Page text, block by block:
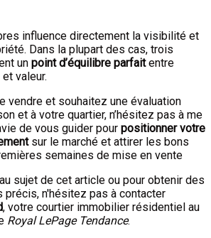
influence directement la visibilité et
Dans la plupart des cas, trois
un point d’équilibre parfaitentre
valeur.
vendre et souhaitez une évaluation
et à votre quartier, n’hésitez pas à me
de vous guider pour positionner votre
sur le marché et attirer les bons
semaines de mise en vente
sujet de cet article ou pour obtenir des
n'hésitez pas à contacter
, votre courtier immobilier résidentiel au
Royal LePage Tendance.